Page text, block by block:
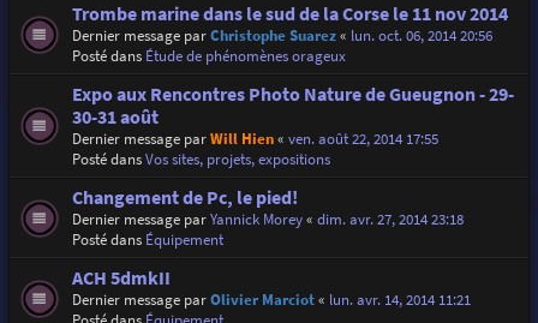
Trombe marine dans le sud de la Corse le 11 nov 2014
Dernier message parChristophe Suarez« lun. oct. 06, 2014 20:56
Posté dans Étude de phénomènes orageux
Expo aux Rencontres Photo Nature de Gueugnon - 29-
30-31 août
Dernier message parWill Hien« ven. août 22, 2014 17:55
Posté dansVos sites, projets, expositions
Changement de Pc, le pied!
Dernier message parYannick Morey« dim. avr. 27, 2014 23:18
Posté dans Équipement
ACH 5dmkII
Dernier message parOlivier Marciot« lun. avr. 14, 2014 11:21